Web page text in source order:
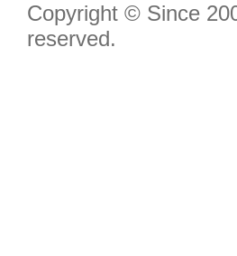
Copyright © Since
reserved.